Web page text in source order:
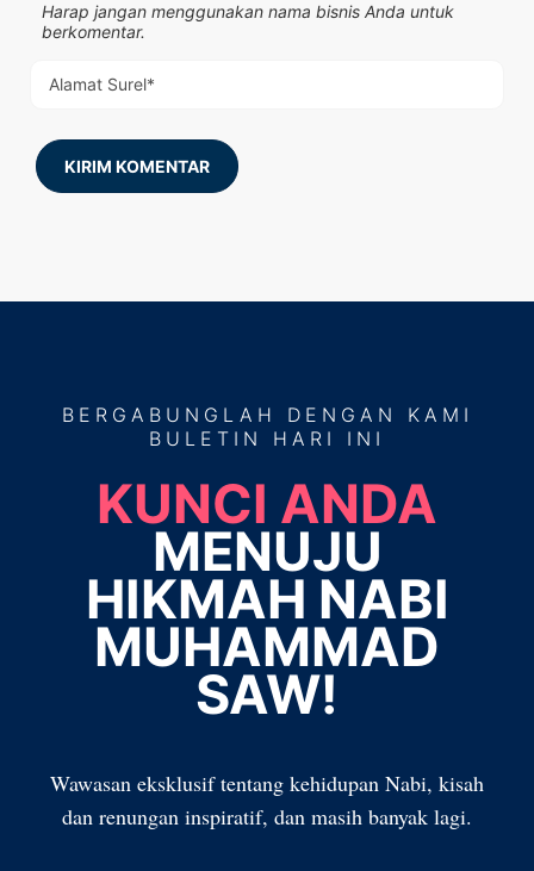
Harap jangan menggunakan nama bisnis Anda untuk
berkomentar.
KIRIM KOMENTAR
BERGABUNGLAH DENGAN KAMI
BULETIN HARI INI
KUNCI ANDA
MENUJU
HIKMAH NABI
MUHAMMAD
SAW!
Wawasan eksklusif tentang kehidupan Nabi, kisah
dan renungan inspiratif, dan masih banyak lagi.